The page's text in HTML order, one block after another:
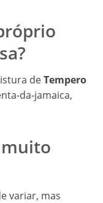
deTempero
da-jamaica,
muito
variar, mas